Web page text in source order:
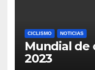
CICLISMO NOTICIAS
Mundial de
2023